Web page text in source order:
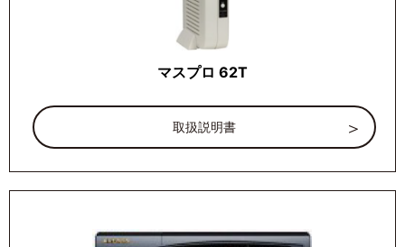
マスプロ 62T
取扱説明書